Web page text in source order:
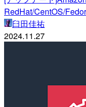
RedHat/CentOS/
臼田佳祐
2024.11.27